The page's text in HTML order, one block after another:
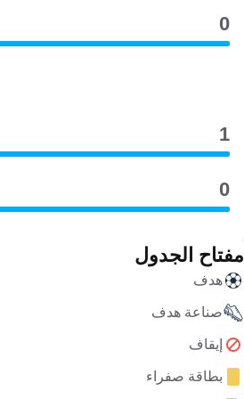
0
1
0
مفتاح الجدول
هدف
صناعة هدف
إيقاف
بطاقة صفراء